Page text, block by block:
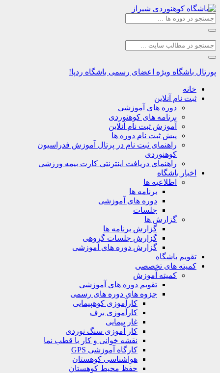
ویژه اعضای رسمی باشگاه ردپا!
نام آنلاین
دوره های آموزشی
برنامه های کوهنوردی
آموزش ثبت نام آنلاین
پیش ثبت نام دوره ها
راهنمای ثبت نام در پرتال آموزش فدراسیون
کوهنوردی
راهنمای دریافت اینترنتی کارت بیمه ورزشی
باشگاه
اطلاعیه ها
برنامه ها
دوره های آموزشی
جلسات
گزارش ها
گزارش برنامه ها
گزارش جلسات گروهی
گزارش دوره های آموزشی
باشگاه
های تخصصی
کمیته آموزش
تقویم دوره های آموزشی
جزوه های دوره های رسمی
کارآموزی کوهپیمایی
کارآموزی برف
غار پیمایی
کار آموزی سنگ نوردی
نقشه خوانی و کار با قطب نما
کارگاه آموزشی GPS
هواشناسی کوهستان
حفظ محیط کوهستان